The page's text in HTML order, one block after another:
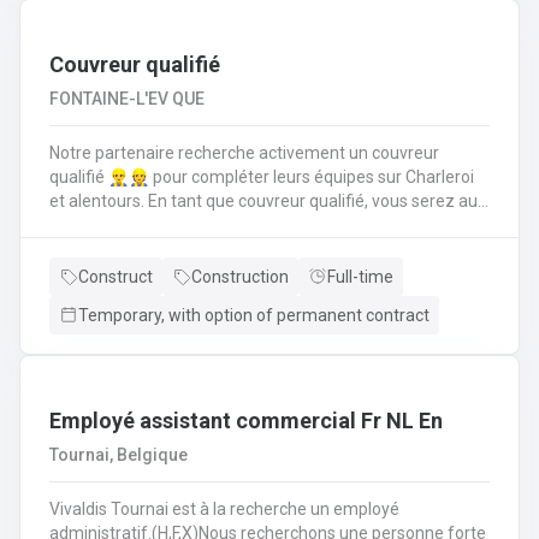
solutions aux diverses demandes de disponibilités
Couvreur qualifié
FONTAINE-L'EV QUE
Notre partenaire recherche activement un couvreur
qualifié 👷‍♂️👷 pour compléter leurs équipes sur Charleroi
et alentours. En tant que couvreur qualifié, vous serez au
règles de l'art. Vos responsabilités clés en tant que
matériaux de couverture (tuiles, ardoises, zinc, etc.) en
toiture.Inspecter, réparer et entretenir les toitures
d'éléments).Garantir la sécurité constante du chantier
Construct Construction
Full-time
Temporary, with option of permanent contract
Employé assistant commercial Fr NL En
Tournai, Belgique
Vivaldis Tournai est à la recherche un employé
administratif.(H,F,X)Nous recherchons une personne forte